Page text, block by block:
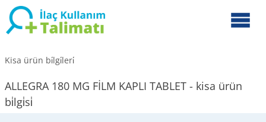
Kisa ürün bi̇lgi̇leri̇
ALLEGRA 180 MG FİLM KAPLI TABLET - kisa ürün
bi̇lgi̇si̇